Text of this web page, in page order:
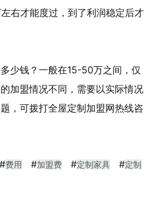
右才能度过，到了利润稳定后才
少钱？一般在15-50万之间，仅
加盟情况不同，需要以实际情况
，可拨打全屋定制加盟网热线咨
#费用 #加盟费 #定制家具 #定制